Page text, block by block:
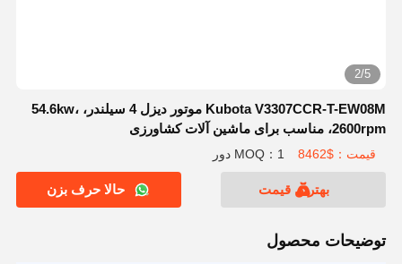
2/5
Kubota V3307CCR-T-EW08M موتور دیزل 4 سیلندر، 54.6kw،
2600rpm، مناسب برای ماشین آلات کشاورزی
قیمت：$8462 MOQ：1 دور
بهترین قیمت حالا حرف بزن
توضیحات محصول